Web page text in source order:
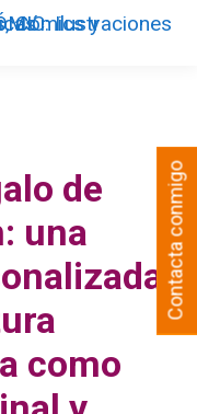
de
una
como
Contacta conmigo